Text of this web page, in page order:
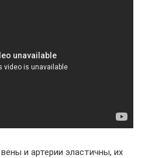
и артерии эластичны, их